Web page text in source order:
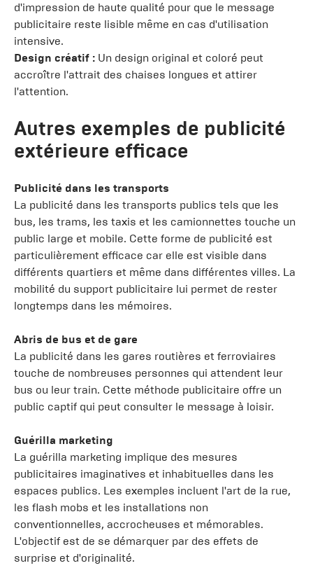
d'impression de haute qualité pour que le message
publicitaire reste lisible même en cas d'utilisation
intensive.
Design créatif : Un design original et coloré peut
accroître l'attrait des chaises longues et attirer
l'attention.
Autres exemples de publicité
extérieure efficace
Publicité dans les transports
La publicité dans les transports publics tels que les
bus, les trams, les taxis et les camionnettes touche un
public large et mobile. Cette forme de publicité est
particulièrement efficace car elle est visible dans
différents quartiers et même dans différentes villes. La
mobilité du support publicitaire lui permet de rester
longtemps dans les mémoires.
Abris de bus et de gare
La publicité dans les gares routières et ferroviaires
touche de nombreuses personnes qui attendent leur
bus ou leur train. Cette méthode publicitaire offre un
public captif qui peut consulter le message à loisir.
Guérilla marketing
La guérilla marketing implique des mesures
publicitaires imaginatives et inhabituelles dans les
espaces publics. Les exemples incluent l'art de la rue,
les flash mobs et les installations non
conventionnelles, accrocheuses et mémorables.
L'objectif est de se démarquer par des effets de
surprise et d'originalité.